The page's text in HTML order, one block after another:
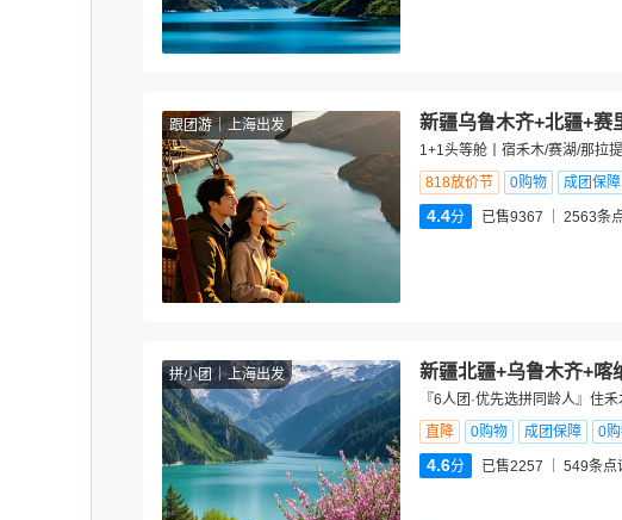
跟团游 上海出发 新疆乌鲁木齐+北疆+赛
1+1头等舱丨宿禾木/赛湖/那拉
818放价节
0购物 成团保障
4.4分 已售9367 2563条
拼小团 上海出发 新疆北疆+乌鲁木齐+喀
『6人团·优先选拼同龄人』住
直降
0购物 成团保障 0
4.6分 已售2257 549条点